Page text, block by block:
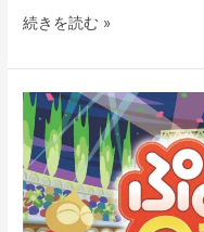
レ
ト
続きを読む »
第
24
回
NINJA
CUP
ぷ